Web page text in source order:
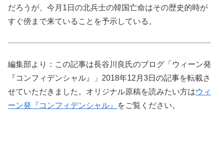
だろうが、今月1日の北兵士の韓国亡命はその歴史的時が
すぐ傍まで来ていることを予示している。
編集部より：この記事は長谷川良氏のブログ「ウィーン発
『コンフィデンシャル』」2018年12月3日の記事を転載さ
せていただきました。オリジナル原稿を読みたい方はウィ
ーン発『コンフィデンシャル』
をご覧ください。